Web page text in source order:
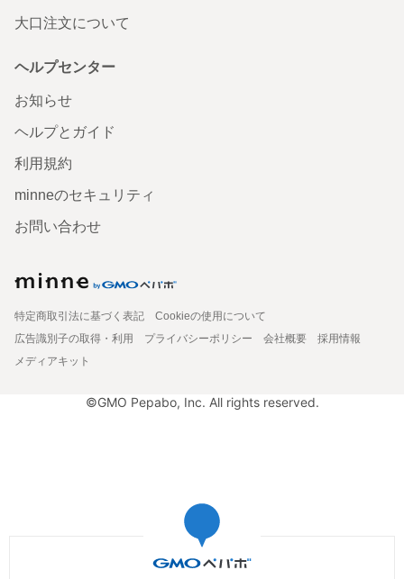
大口注文について
ヘルプセンター
お知らせ
ヘルプとガイド
利用規約
minneのセキュリティ
お問い合わせ
特定商取引法に基づく表記
Cookieの使用について
広告識別子の取得・利用
プライバシーポリシー 会社概要
採用情報
メディアキット
©GMO Pepabo, Inc. All rights reserved.